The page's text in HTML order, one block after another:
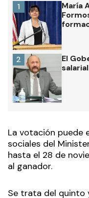
María
1
El
2
La votación puede
sociales del
hasta el 28 de
al ganador.
Se trata del quinto